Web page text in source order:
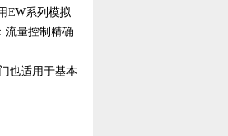
EW系列模拟
流量控制精确
也适用于基本